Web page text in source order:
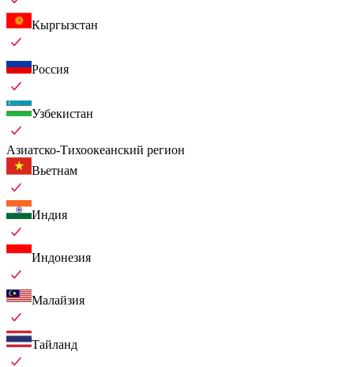
Кыргызстан
Россия
Узбекистан
Азиатско-Тихоокеанский регион
Вьетнам
Индия
Индонезия
Малайзия
Тайланд